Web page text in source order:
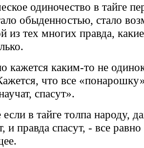
одиночество в тайге
обыденностью, стало
из тех многих правда,
кажется каким-то не
что все
спасут».
в тайге толпа народу,
и правда спасут, - все